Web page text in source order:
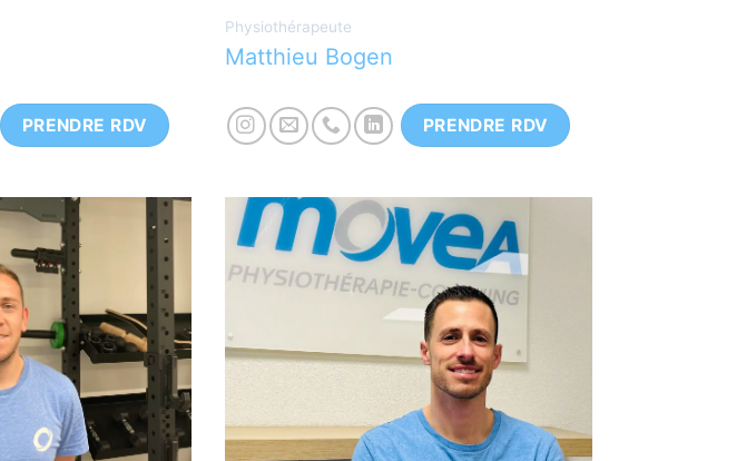
PRENDRE RDV
Physiothérapeute
Matthieu Bogen
PRENDRE RDV
à la Haute
Physiothérapeute diplomé à la HES-SO